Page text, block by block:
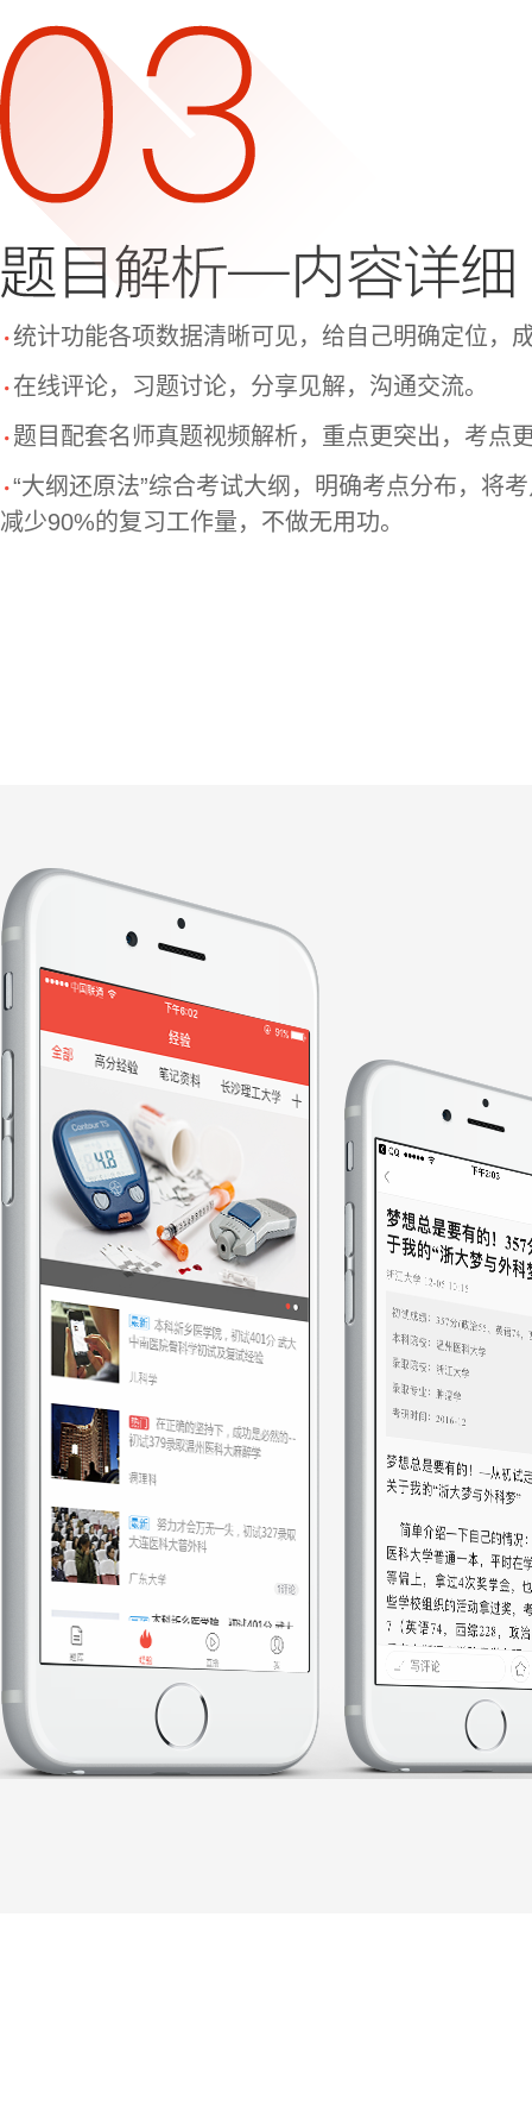
统计功能各项数据清晰可见，给自己明确定位，
在线评论，习题讨论，分享见解，沟通交流。
题目配套名师真题视频解析，重点更突出，考点
“大纲还原法”综合考试大纲，明确考点分布，将
减少90%的复习工作量，不做无用功。